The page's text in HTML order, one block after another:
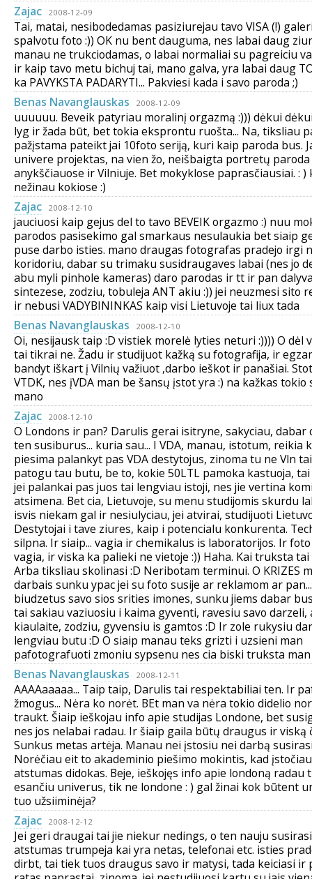
Zajac
2008-12-09
Tai, matai, nesibodedamas pasiziurejau tavo VISA (!)
spalvotu foto :)) OK nu bent dauguma, nes labai daug
manau ne trukciodamas, o labai normaliai su pagreiciu
ir kaip tavo metu bichuj tai, mano galva, yra labai daug
ka PAVYKSTA PADARYTI... Pakviesi kada i savo paroda ;)
Benas Navanglauskas
2008-12-09
uuuuuu. Beveik patyriau moralinį orgazmą :))) dėkui
lyg ir žada būt, bet tokia eksprontu ruošta... Na, tiksliau
pažįstama pateikt jai 10foto seriją, kuri kaip paroda bus.
univere projektas, na vien žo, neišbaigta portretų
anykščiauose ir Vilniuje. Bet mokyklose paprasčiausiai. : )
nežinau kokiose :)
Zajac
2008-12-10
jauciuosi kaip gejus del to tavo BEVEIK orgazmo :) nuu
parodos pasisekimo gal smarkaus nesulaukia bet siaip
puse darbo isties. mano draugas fotografas pradejo irgi
koridoriu, dabar su trimaku susidraugaves labai (nes jo
abu myli pinhole kameras) daro parodas ir tt ir pan
sintezese, zodziu, tobuleja ANT akiu :)) jei neuzmesi sito
ir nebusi VADYBININKAS kaip visi Lietuvoje tai liux tada
Benas Navanglauskas
2008-12-10
Oi, nesijausk taip :D vistiek morelė lyties neturi :)))) O dėl
tai tikrai ne. Žadu ir studijuot kažką su fotografija, ir
bandyt iškart į Vilnių važiuot ,darbo ieškot ir panašiai.
VTDK, nes įVDA man be šansų įstot yra :) na kažkas
mano
Zajac
2008-12-10
O Londons ir pan? Darulis gerai isitryne, sakyciau, dabar
ten susiburus... kuria sau... I VDA, manau, istotum, reikia
piesima palankyt pas VDA destytojus, zinoma tu ne Vln
patogu tau butu, be to, kokie 50LTL pamoka kastuoja,
jei palankai pas juos tai lengviau istoji, nes jie vertina
atsimena. Bet cia, Lietuvoje, su menu studijomis skurdu
isvis niekam gal ir nesiulyciau, jei atvirai, studijuoti
Destytojai i tave ziures, kaip i potencialu konkurenta.
silpna. Ir siaip... vagia ir chemikalus is laboratorijos. Ir
vagia, ir viska ka palieki ne vietoje :)) Haha. Kai truksta tai
Arba tiksliau skolinasi :D Neribotam terminui. O KRIZES
darbais sunku ypac jei su foto susije ar reklamom ar
biudzetus savo sios srities imones, sunku jiems dabar
tai sakiau vaziuosiu i kaima gyventi, ravesiu savo darzeli,
kiaulaite, zodziu, gyvensiu is gamtos :D Ir zole rukysiu
lengviau butu :D O siaip manau teks grizti i uzsieni man
pafotografuoti zmoniu sypsenu nes cia biski truksta
Benas Navanglauskas
2008-12-11
AAAAaaaaa... Taip taip, Darulis tai respektabiliai ten. Ir
žmogus... Nėra ko norėt. BEt man va nėra tokio didelio
traukt. Šiaip ieškojau info apie studijas Londone, bet
nes jos nelabai radau. Ir šiaip gaila būtų draugus ir viską
Sunkus metas artėja. Manau nei įstosiu nei darbą
Norėčiau eit to akademinio piešimo mokintis, kad
atstumas didokas. Beje, ieškojęs info apie londoną radau
esančiu univerus, tik ne londone : ) gal žinai kok būtent
tuo užsiiminėja?
Zajac
2008-12-12
Jei geri draugai tai jie niekur nedings, o ten nauju
atstumas trumpeja kai yra netas, telefonai etc. isties
dirbt, tai tiek tuos draugus savo ir matysi, tada keiciasi ir